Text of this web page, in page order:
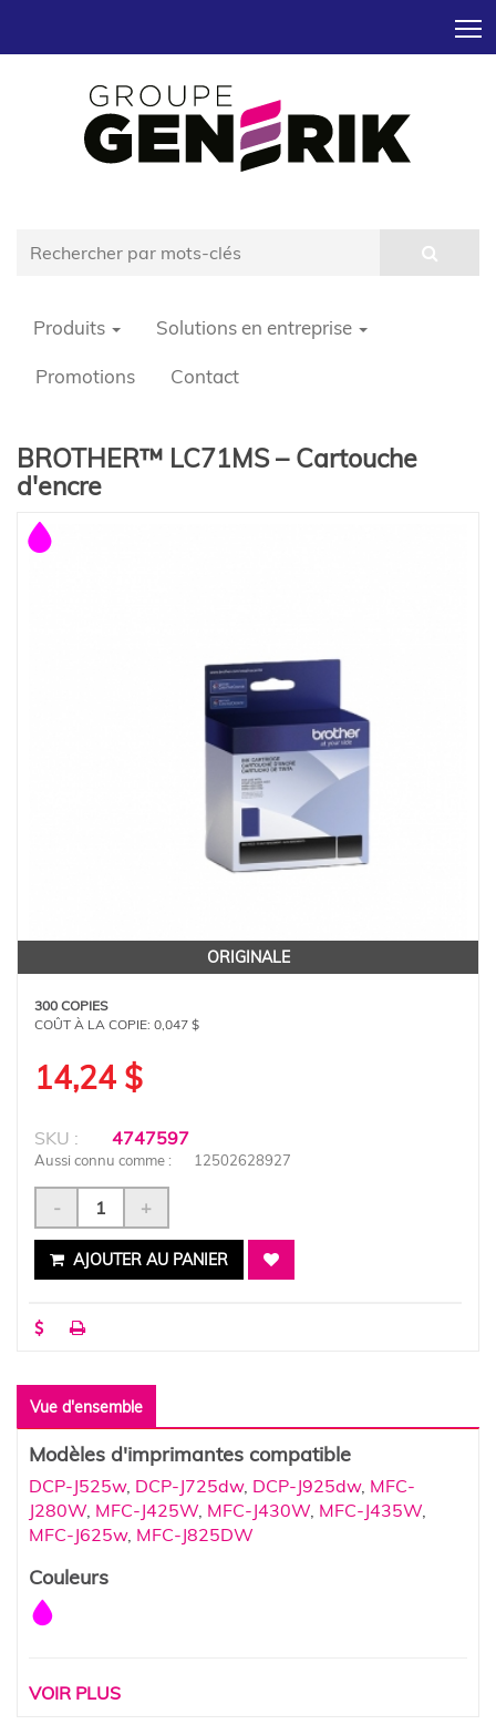
Produits Solutions en entreprise
Promotions Contact
BROTHER™ LC71MS – Cartouche
d'encre
ORIGINALE
300 COPIES
COÛT À LA COPIE: 0,047 $
14,24 $
SKU : 4747597
Aussi connu comme : 12502628927
- +
AJOUTER AU PANIER
Vue d'ensemble
Modèles d'imprimantes compatible
DCP-J525w, DCP-J725dw, DCP-J925dw, MFC-
J280W MFC-J425W MFC-J430W MFC-J435W
MFC-J625w, MFC-J825DW
Couleurs
VOIR PLUS